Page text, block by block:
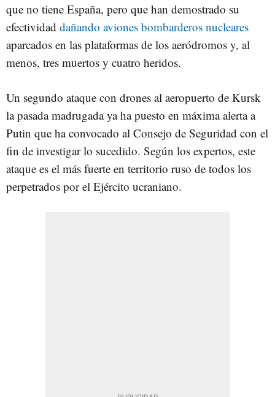
que no tiene España, pero que han demostrado su
efectividad dañando aviones bombarderos nucleares
aparcados en las plataformas de los aeródromos y, al
menos, tres muertos y cuatro heridos.
Un segundo ataque con drones al aeropuerto de Kursk
la pasada madrugada ya ha puesto en máxima alerta a
Putin que ha convocado al Consejo de Seguridad con el
fin de investigar lo sucedido. Según los expertos, este
ataque es el más fuerte en territorio ruso de todos los
perpetrados por el Ejército ucraniano.